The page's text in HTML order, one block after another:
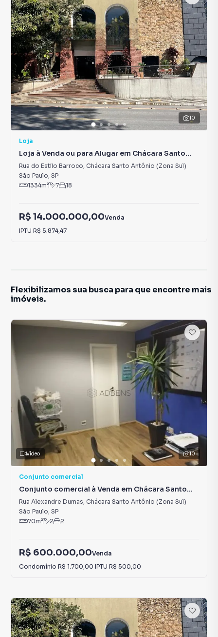
10
Loja
Loja à Venda ou para Alugar em Chácara Santo
Antônio (Zona Sul)
Rua do Estilo Barroco, Chácara Santo Antônio (Zona Sul)
São Paulo, SP
1334m² 7 18
R$ 14.000.000,00Venda
IPTU R$ 5.874,47
Flexibilizamos sua busca para que encontre mais
imóveis.
10
Vídeo
Conjunto comercial
Conjunto comercial à Venda em Chácara Santo
Antônio (Zona Sul)
Rua Alexandre Dumas, Chácara Santo Antônio (Zona Sul)
São Paulo, SP
70m² 2 2
R$ 600.000,00Venda
Condomínio R$ 1.700,00·IPTU R$ 500,00